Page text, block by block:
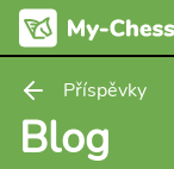
Příspěvky
Blog